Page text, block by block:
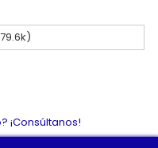
¡Consúltanos!